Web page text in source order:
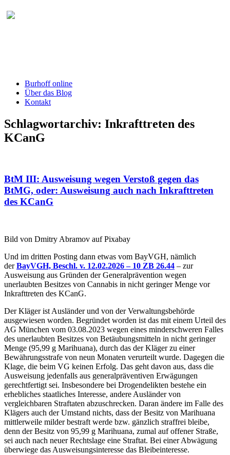
Burhoff online
Über das Blog
Kontakt
Schlagwortarchiv: Inkrafttreten des
KCanG
BtM III: Ausweisung wegen Verstoß gegen das
BtMG, oder: Ausweisung auch nach Inkrafttreten
des KCanG
Bild von Dmitry Abramov auf Pixabay
Und im dritten Posting dann etwas vom BayVGH, nämlich
derBayVGH, Beschl. v. 12.02.2026 – 10 ZB 26.44 – zur
Ausweisung aus Gründen der Generalprävention wegen
unerlaubten Besitzes von Cannabis in nicht geringer Menge vor
Inkrafttreten des KCanG.
Der Kläger ist Ausländer und von der Verwaltungsbehörde
ausgewiesen worden. Begründet worden ist das mit einem Urteil des
AG München vom 03.08.2023 wegen eines minderschweren Falles
des unerlaubten Besitzes von Betäubungsmitteln in nicht geringer
Menge (95,99 g Marihuana), durch das der Kläger zu einer
Bewährungsstrafe von neun Monaten verurteilt wurde. Dagegen die
Klage, die beim VG keinen Erfolg. Das geht davon aus, dass die
Ausweisung jedenfalls aus generalpräventiven Erwägungen
gerechtfertigt sei. Insbesondere bei Drogendelikten bestehe ein
erhebliches staatliches Interesse, andere Ausländer von
vergleichbaren Straftaten abzuschrecken. Daran ändere im Falle des
Klägers auch der Umstand nichts, dass der Besitz von Marihuana
mittlerweile milder bestraft werde bzw. gänzlich straffrei bleibe,
denn der Besitz von 95,99 g Marihuana, zumal auf offener Straße,
sei auch nach neuer Rechtslage eine Straftat. Bei einer Abwägung
überwiege das Ausweisungsinteresse das Bleibeinteresse.